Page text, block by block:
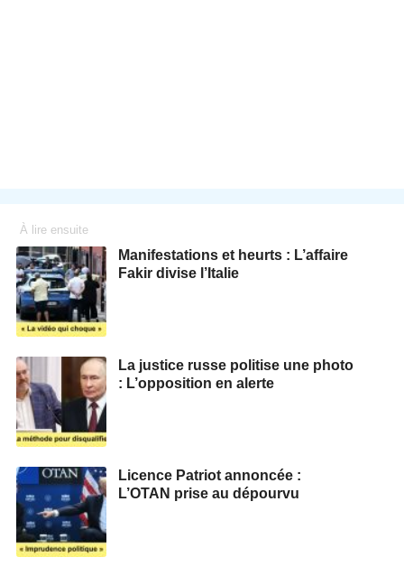
À lire ensuite
Manifestations et heurts : L’affaire
Fakir divise l’Italie
La justice russe politise une photo
: L’opposition en alerte
Licence Patriot annoncée :
L’OTAN prise au dépourvu